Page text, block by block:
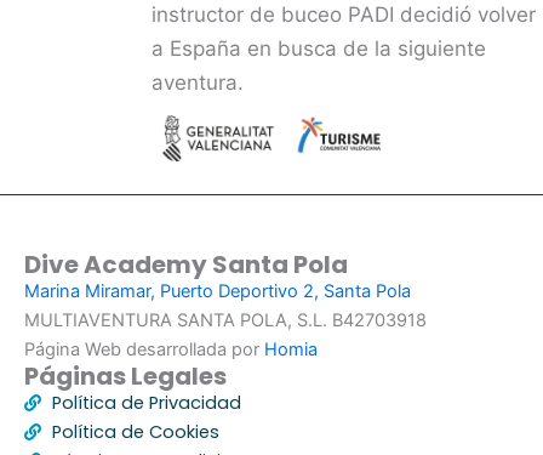
instructor de buceo PADI decidió volver
a España en busca de la siguiente
aventura.
Dive Academy Santa Pola
Marina Miramar, Puerto Deportivo 2, Santa Pola
MULTIAVENTURA SANTA POLA, S.L. B42703918
Página Web desarrollada por Homia
Páginas Legales
Política de Privacidad
Política de Cookies